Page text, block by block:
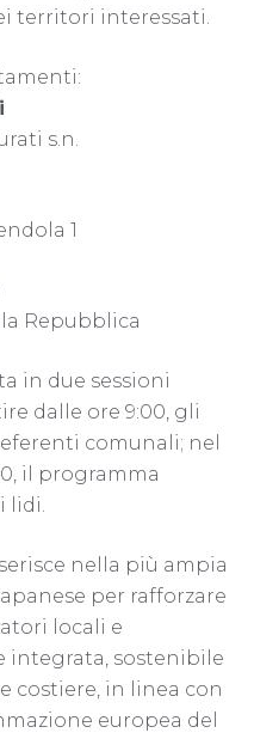
territori interessati.
s.n.
1
Repubblica
in due sessioni
dalle ore 9:00, gli
comunali; nel
il programma
lidi.
nella più ampia
per rafforzare
locali e
integrata, sostenibile
costiere, in linea con
europea del